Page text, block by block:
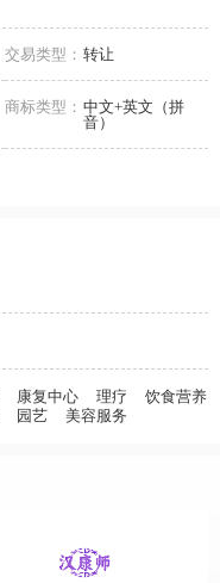
交易类型： 转让
商标类型： 中文+英文（拼
音）
康复中心 理疗
饮食营养
园艺 美容服务